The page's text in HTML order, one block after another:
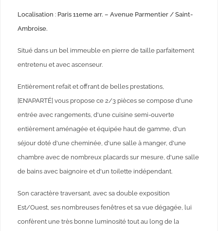
Localisation : Paris 11eme arr. – Avenue Parmentier / Saint-
Ambroise.
Situé dans un bel immeuble en pierre de taille parfaitement
entretenu et avec ascenseur.
Entièrement refait et offrant de belles prestations,
[EN’APARTÉ] vous propose ce 2/3 pièces se compose d'une
entrée avec rangements, d'une cuisine semi-ouverte
entièrement aménagée et équipée haut de gamme, d'un
séjour doté d'une cheminée, d'une salle à manger, d'une
chambre avec de nombreux placards sur mesure, d'une salle
de bains avec baignoire et d'un toilette indépendant.
Son caractère traversant, avec sa double exposition
Est/Ouest, ses nombreuses fenêtres et sa vue dégagée, lui
confèrent une très bonne luminosité tout au long de la